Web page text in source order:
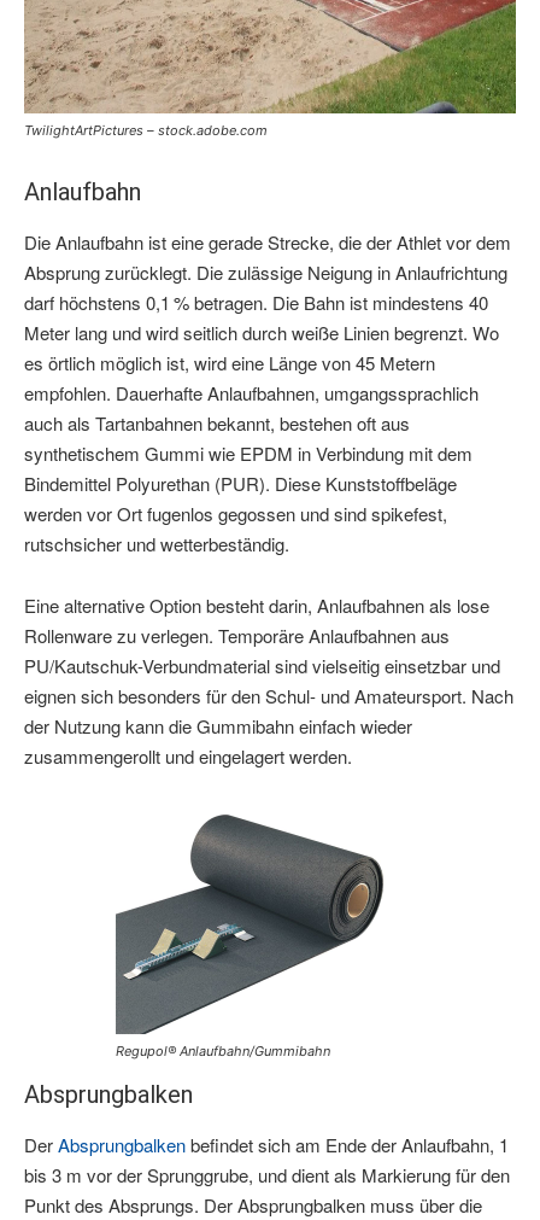
TwilightArtPictures – stock.adobe.com
Anlaufbahn
Die Anlaufbahn ist eine gerade Strecke, die der Athlet vor dem
Absprung zurücklegt. Die zulässige Neigung in Anlaufrichtung
darf höchstens 0,1 % betragen. Die Bahn ist mindestens 40
Meter lang und wird seitlich durch weiße Linien begrenzt. Wo
es örtlich möglich ist, wird eine Länge von 45 Metern
empfohlen. Dauerhafte Anlaufbahnen, umgangssprachlich
auch als Tartanbahnen bekannt, bestehen oft aus
synthetischem Gummi wie EPDM in Verbindung mit dem
Bindemittel Polyurethan (PUR). Diese Kunststoffbeläge
werden vor Ort fugenlos gegossen und sind spikefest,
rutschsicher und wetterbeständig.
Eine alternative Option besteht darin, Anlaufbahnen als lose
Rollenware zu verlegen. Temporäre Anlaufbahnen aus
PU/Kautschuk-Verbundmaterial sind vielseitig einsetzbar und
eignen sich besonders für den Schul- und Amateursport. Nach
der Nutzung kann die Gummibahn einfach wieder
zusammengerollt und eingelagert werden.
Regupol® Anlaufbahn/Gummibahn
Absprungbalken
DerAbsprungbalkenbefindet sich am Ende der Anlaufbahn, 1
bis 3 m vor der Sprunggrube, und dient als Markierung für den
Punkt des Absprungs. Der Absprungbalken muss über die